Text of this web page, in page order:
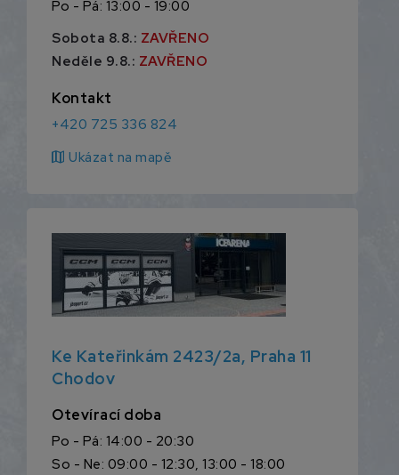
Po - Pá: 13:00 - 19:00
Sobota 8.8.: ZAVŘENO
Neděle 9.8.: ZAVŘENO
Kontakt
+420 725 336 824
map Ukázat na mapě
Ke Kateřinkám 2423/2a, Praha 11
Chodov
Otevírací doba
Po - Pá: 14:00 - 20:30
So - Ne: 09:00 - 12:30, 13:00 - 18:00